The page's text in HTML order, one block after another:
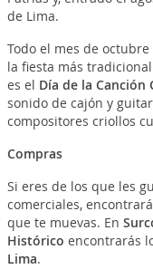
de Lima.
Todo el mes de
la fiesta más
es el Día de la Canción
sonido de cajón y
compositores criollos
Compras
Si eres de los que les
comerciales,
que te muevas. En
Histórico encontrarás
Lima.